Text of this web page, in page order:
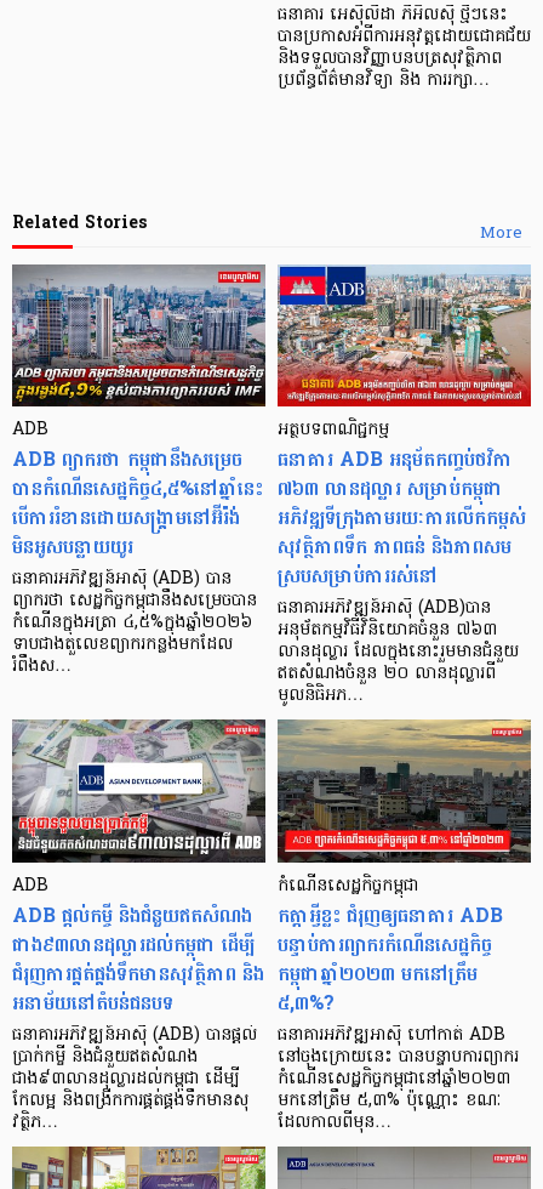
ធនាគារ អេស៊ីលីដា ភីអិលស៊ី ថ្មីៗនេះ
បានប្រកាសអំពីការអនុវត្តដោយជោគជ័យ
និងទទួលបានវិញ្ញាបនបត្រសុវត្ថិភាព
ប្រព័ន្ធព័ត៌មានវិទ្យា និង ការរក្សា…
More
Related Stories
ADB
ADB ព្យាករថា កម្ពុជានឹងសម្រេច
បានកំណើនសេដ្ឋកិច្ច៤,៥%នៅឆ្នាំនេះ
បើការរំខានដោយសង្គ្រាមនៅអ៊ីរ៉ង់
មិនអូសបន្លាយយូរ
ធនាគារអភិវឌ្ឍន៍អាស៊ី (ADB) បាន
ព្យាករថា សេដ្ឋកិច្ចកម្ពុជានឹងសម្រេចបាន
កំណើនក្នុងអត្រា ៤,៥%ក្នុងឆ្នាំ២០២៦
ទាបជាងតួលេខព្យាករកន្លងមកដែល
រំពឹងស…
អត្ថបទពាណិជ្ជកម្ម
ធនាគារ ADB អនុម័តកញ្ចប់ថវិកា
៧៦៣ លានដុល្លារ សម្រាប់កម្ពុជា
អភិវឌ្ឍទីក្រុងតាមរយៈការលើកកម្ពស់
សុវត្ថិភាពទឹក ភាពធន់ និងភាពសម
ស្របសម្រាប់ការរស់នៅ
ធនាគារអភិវឌ្ឍន៍អាស៊ី (ADB)បាន
អនុម័តកម្មវិធីវិនិយោគចំនួន ៧៦៣
លានដុល្លារ ដែលក្នុងនោះរួមមានជំនួយ
ឥតសំណងចំនួន ២០ លានដុល្លារពី
មូលនិធិអភ…
ADB
ADB ផ្តល់កម្ចី និងជំនួយឥតសំណង
ជាង៩៣លានដុល្លារដល់កម្ពុជា ដើម្បី
ជំរុញការផ្គត់ផ្គង់ទឹកមានសុវត្ថិភាព និង
អនាម័យនៅតំបន់ជនបទ
ធនាគារអភិវឌ្ឍន៍អាស៊ី (ADB) បានផ្តល់
ប្រាក់កម្ចី និងជំនួយឥតសំណង
ជាង៩៣លានដុល្លារដល់កម្ពុជា ដើម្បី
កែលម្អ និងពង្រីកការផ្គត់ផ្គង់ទឹកមានសុ
វត្ថិភ…
កំណើនសេដ្ឋកិច្ចកម្ពុជា
កត្តាអ្វីខ្លះ ជំរុញឲ្យធនាគារ ADB
បន្ទាប់ការព្យាករកំណើនសេដ្ឋកិច្ច
កម្ពុជាឆ្នាំ២០២៣ មកនៅត្រឹម
៥,៣%?
ធនាគារអភិវឌ្ឍអាស៊ី ហៅកាត់ ADB
នៅចុងក្រោយនេះ បានបន្ទាបការព្យាករ
កំណើនសេដ្ឋកិច្ចកម្ពុជានៅឆ្នាំ២០២៣
មកនៅត្រឹម ៥,៣% ប៉ុណ្ណោះ ខណៈ
ដែលកាលពីមុន…